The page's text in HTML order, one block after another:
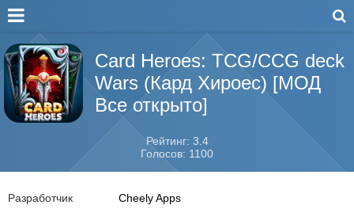
Card Heroes: TCG/CCG deck
Wars (Кард Хироес) [МОД
Все открыто]
Рейтинг: 3.4
Голосов: 1100
Разработчик Cheely Apps